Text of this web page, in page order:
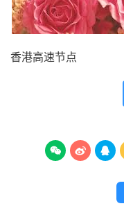
香港高速节点
  